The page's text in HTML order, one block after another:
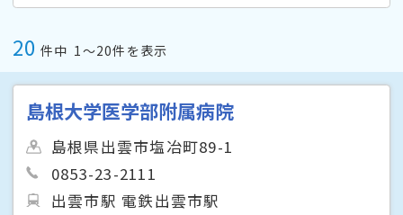
20 件中 1〜20件を表示
島根大学医学部附属病院
島根県出雲市塩冶町89-1
0853-23-2111
出雲市駅 電鉄出雲市駅